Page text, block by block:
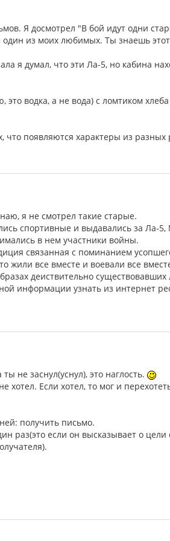
Я досмотрел "В бой идут одни
один из моих любимых. Ты знаешь
я думал, что эти Ла-5, но кабина
это водка, а не вода) с ломтиком
что появляются характеры из
я не смотрел такие старые.
спортивные и выдавались за Ла-
в нем участники войны.
связанная с поминанием
жили все вместе и воевали все
деиствительно
информации узнать из интернет
не заснул(уснул), это наглость.
хотел. Если хотел, то мог и
получить письмо.
раз(это если он высказывает о